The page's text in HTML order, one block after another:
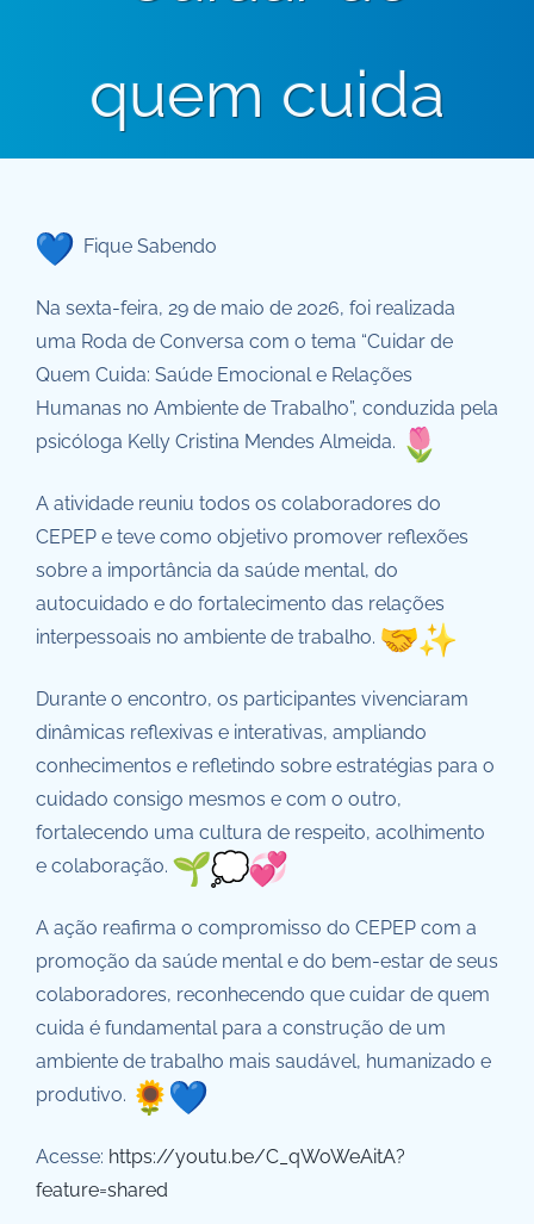
quem cuida
Fique Sabendo
Na sexta-feira, 29 de maio de 2026, foi realizada
uma Roda de Conversa com o tema “Cuidar de
Quem Cuida: Saúde Emocional e Relações
Humanas no Ambiente de Trabalho”, conduzida pela
psicóloga Kelly Cristina Mendes Almeida.
A atividade reuniu todos os colaboradores do
CEPEP e teve como objetivo promover reflexões
sobre a importância da saúde mental, do
autocuidado e do fortalecimento das relações
interpessoais no ambiente de trabalho.
Durante o encontro, os participantes vivenciaram
dinâmicas reflexivas e interativas, ampliando
conhecimentos e refletindo sobre estratégias para o
cuidado consigo mesmos e com o outro,
fortalecendo uma cultura de respeito, acolhimento
e colaboração.
A ação reafirma o compromisso do CEPEP com a
promoção da saúde mental e do bem-estar de seus
colaboradores, reconhecendo que cuidar de quem
cuida é fundamental para a construção de um
ambiente de trabalho mais saudável, humanizado e
produtivo.
Acesse: https://youtu.be/C_qWoWeAitA?
feature=shared